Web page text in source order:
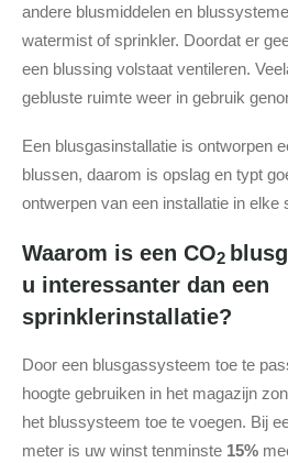
andere blusmiddelen en
watermist of sprinkler. Doordat er
een blussing volstaat ventileren.
gebluste ruimte weer in gebruik
Een blusgasinstallatie is ontworpen
blussen, daarom is opslag en typt
ontwerpen van een installatie in elke
Waarom is een CO2
u interessanter dan een
sprinklerinstallatie?
Door een blusgassysteem toe te
hoogte gebruiken in het magazijn
het blussysteem toe te voegen. Bij
meter is uw winst tenminste 15%